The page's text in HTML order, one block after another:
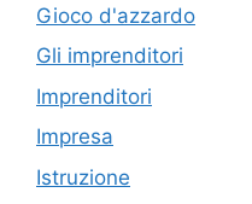
Gioco d'azzardo
Gli imprenditori
Imprenditori
Impresa
Istruzione